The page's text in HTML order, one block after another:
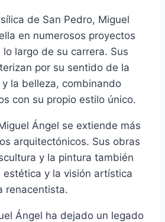
de San Pedro, Miguel
en numerosos proyectos
largo de su carrera. Sus
por su sentido de la
la belleza, combinando
con su propio estilo único.
Ángel se extiende más
arquitectónicos. Sus obras
y la pintura también
estética y la visión artística
renacentista.
Ángel ha dejado un legado